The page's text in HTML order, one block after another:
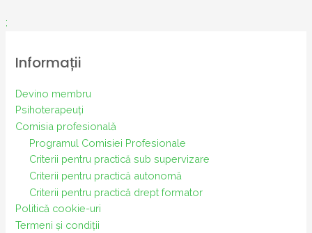
;
Informații
Devino membru
Psihoterapeuți
Comisia profesională
Programul Comisiei Profesionale
Criterii pentru practică sub supervizare
Criterii pentru practică autonomă
Criterii pentru practică drept formator
Politică cookie-uri
Termeni și condiții